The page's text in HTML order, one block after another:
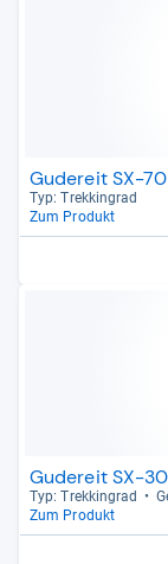
Gudereit SX-
Typ: Trek­kin­grad
Zum Produkt
Gudereit SX-
Typ: Trek­kin­grad
Zum Produkt